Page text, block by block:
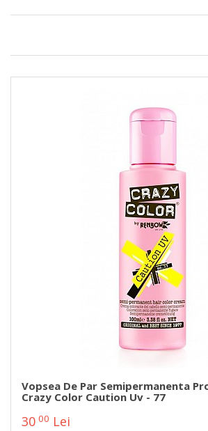
Vopsea De Par Semipermanenta
Crazy Color Caution Uv - 77
30 00 Lei